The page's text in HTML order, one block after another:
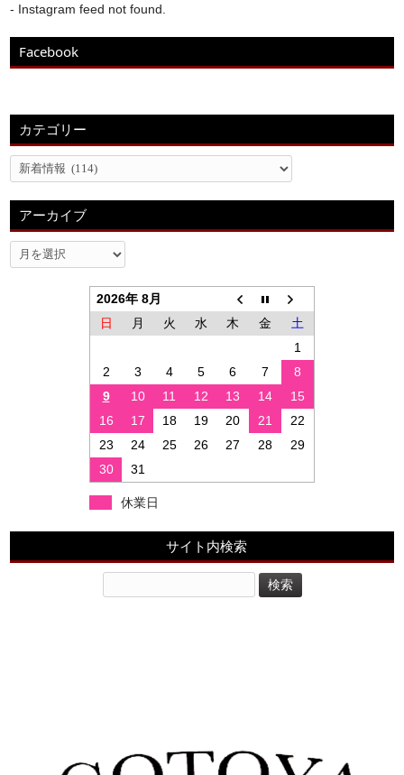
- Instagram feed not found.
Facebook
カテゴリー
アーカイブ
2026年 8月
日
月 火 水 木 金
土
1
2
3 4 5 6 7
8
9
10 11 12 13 14
15
16
17 18 19 20 21
22
23
24 25 26 27 28
29
30
31
休業日
サイト内検索